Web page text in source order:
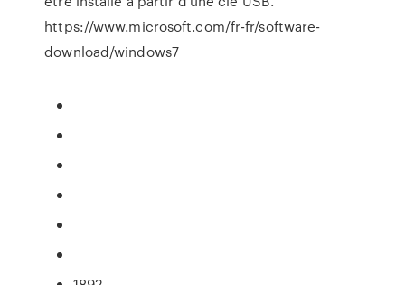
https://www.microsoft.com/fr-fr/software-
download/windows7